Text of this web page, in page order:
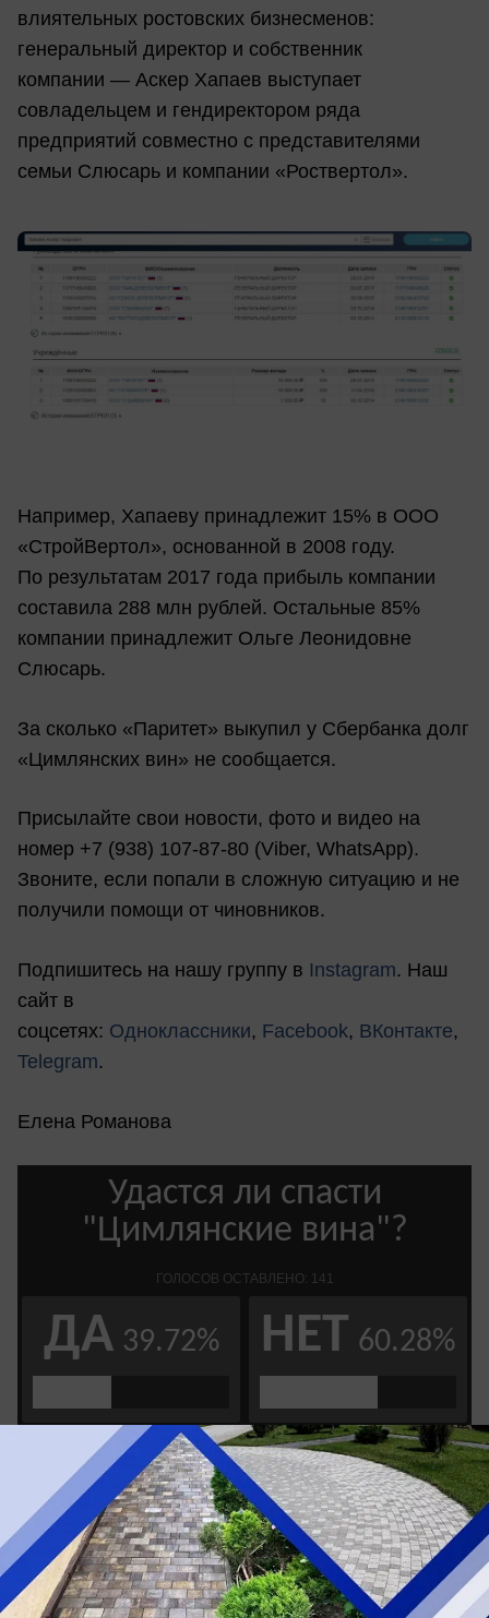
влиятельных ростовских бизнесменов:
генеральный директор и собственник
компании — Аскер Хапаев выступает
совладельцем и гендиректором ряда
предприятий совместно с представителями
семьи Слюсарь и компании «Роствертол».
Например, Хапаеву принадлежит 15% в ООО
«СтройВертол», основанной в 2008 году.
По результатам 2017 года прибыль компании
составила 288 млн рублей. Остальные 85%
компании принадлежит Ольге Леонидовне
Слюсарь.
За сколько «Паритет» выкупил у Сбербанка долг
«Цимлянских вин» не сообщается.
Присылайте свои новости, фото и видео на
номер +7 (938) 107-87-80 (Viber, WhatsApp).
Звоните, если попали в сложную ситуацию и не
получили помощи от чиновников.
Подпишитесь на нашу группу в Instagram. Наш
сайт в
соцсетях: Одноклассники, Facebook, ВКонтакте,
Telegram.
Елена Романова